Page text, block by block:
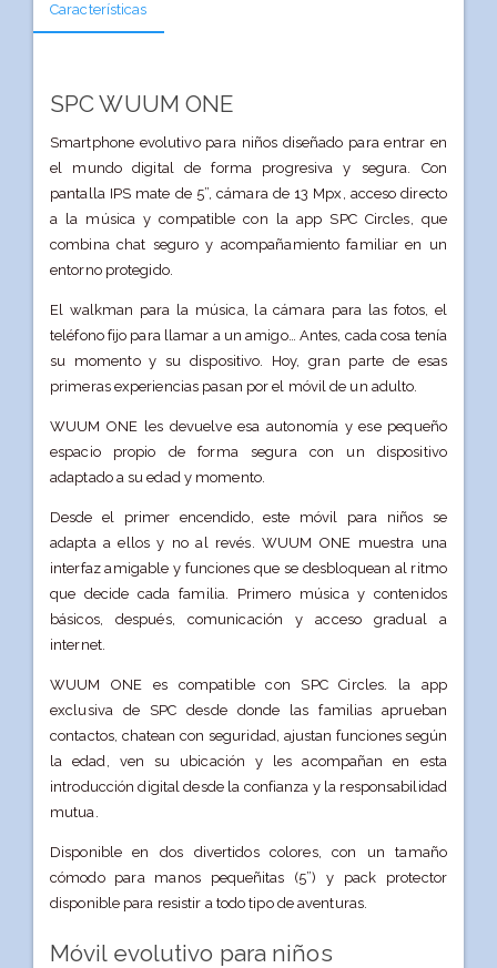
Características
SPC WUUM ONE
Smartphone evolutivo para niños diseñado para entrar en
el mundo digital de forma progresiva y segura. Con
pantalla IPS mate de 5”, cámara de 13 Mpx, acceso directo
a la música y compatible con la app SPC Circles, que
combina chat seguro y acompañamiento familiar en un
entorno protegido.
El walkman para la música, la cámara para las fotos, el
teléfono fijo para llamar a un amigo… Antes, cada cosa tenía
su momento y su dispositivo. Hoy, gran parte de esas
primeras experiencias pasan por el móvil de un adulto.
WUUM ONE les devuelve esa autonomía y ese pequeño
espacio propio de forma segura con un dispositivo
adaptado a su edad y momento.
Desde el primer encendido, este móvil para niños se
adapta a ellos y no al revés. WUUM ONE muestra una
interfaz amigable y funciones que se desbloquean al ritmo
que decide cada familia. Primero música y contenidos
básicos, después, comunicación y acceso gradual a
internet.
WUUM ONE es compatible con SPC Circles. la app
exclusiva de SPC desde donde las familias aprueban
contactos, chatean con seguridad, ajustan funciones según
la edad, ven su ubicación y les acompañan en esta
introducción digital desde la confianza y la responsabilidad
mutua.
Disponible en dos divertidos colores, con un tamaño
cómodo para manos pequeñitas (5”) y pack protector
disponible para resistir a todo tipo de aventuras.
Móvil evolutivo para niños